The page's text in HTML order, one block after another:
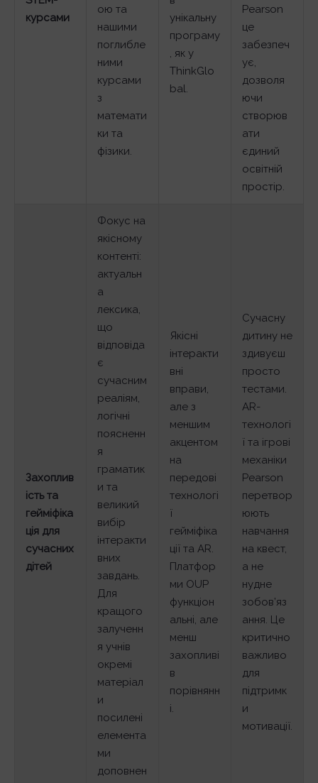
курсами
ою та
нашими
поглибле
ними
курсами
з
математи
ки та
фізики.
унікальну
програму
, як у
ThinkGlo
bal.
Pearson
це
забезпеч
ує,
дозволя
ючи
створюв
ати
єдиний
освітній
простір.
Захоплив
ість та
гейміфіка
ція для
сучасних
дітей
Фокус на
якісному
контенті:
актуальн
а
лексика,
що
відповіда
є
сучасним
реаліям,
логічні
поясненн
я
граматик
и та
великий
вибір
інтеракти
вних
завдань.
Для
кращого
залученн
я учнів
окремі
матеріал
и
посилені
елемента
ми
доповнен
Якісні
інтеракти
вні
вправи,
але з
меншим
акцентом
на
передові
технологі
ї
гейміфіка
ції та AR.
Платфор
ми OUP
функціон
альні, але
менш
захопливі
в
порівнянн
і.
Сучасну
дитину не
здивуєш
просто
тестами.
AR-
технологі
ї та ігрові
механіки
Pearson
перетвор
юють
навчання
на квест,
а не
нудне
зобов’яз
ання. Це
критично
важливо
для
підтримк
и
мотивації.